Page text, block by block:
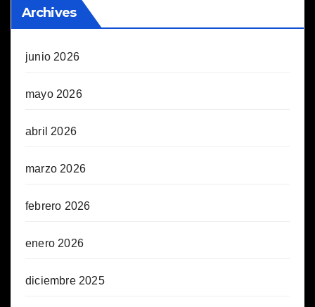
Archives
junio 2026
mayo 2026
abril 2026
marzo 2026
febrero 2026
enero 2026
diciembre 2025